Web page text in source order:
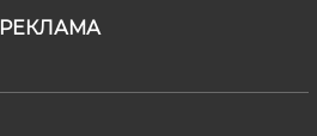
РЕКЛАМА